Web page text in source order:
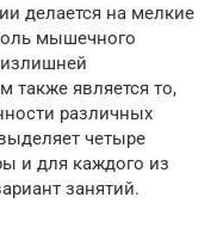
делается на мелкие
мышечного
излишней
также является то,
различных
четыре
и для каждого из
занятий.